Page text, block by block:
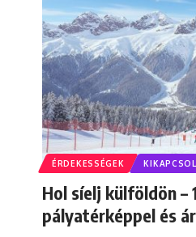
ÉRDEKESSÉGEK
Hol síelj külföldön
pályatérképpel és